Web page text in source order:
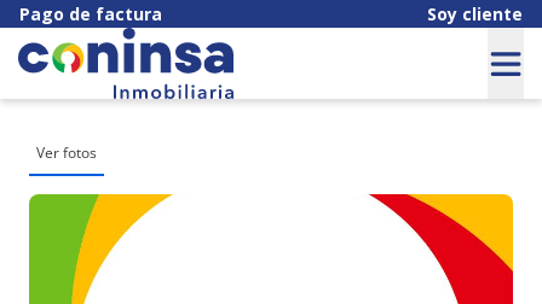
Pago de factura Soy cliente
Ver fotos